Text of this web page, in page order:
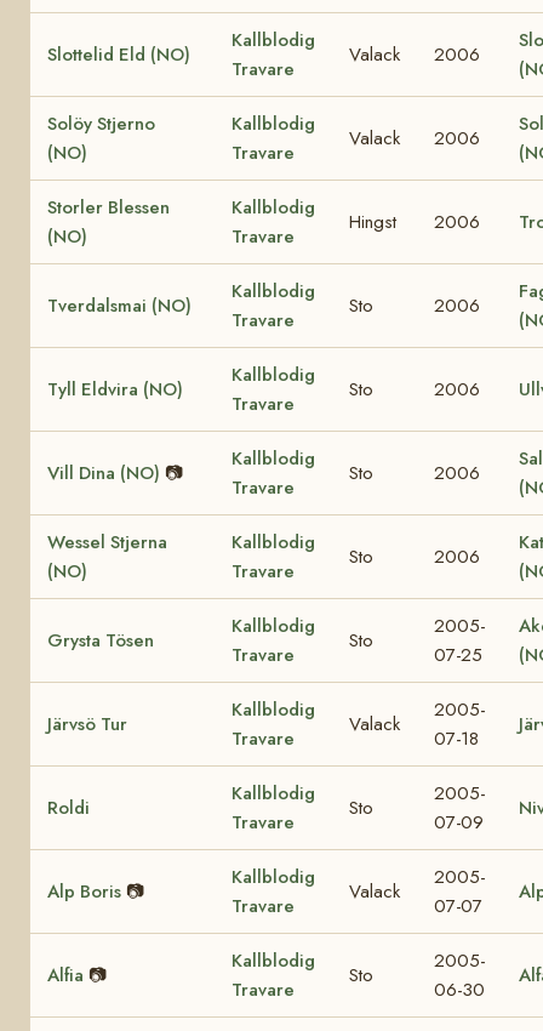
Slottelid Eld (NO)
Kallblodig
Travare
Valack 2006
Solöy Stjerno
(NO)
Kallblodig
Travare
Valack 2006
Storler Blessen
(NO)
Kallblodig
Travare
Hingst 2006
Tverdalsmai (NO)
Kallblodig
Travare
Sto 2006
Tyll Eldvira (NO)
Kallblodig
Travare
Sto 2006
Vill Dina (NO) 📷
Kallblodig
Travare
Sto 2006
Wessel Stjerna
(NO)
Kallblodig
Travare
Sto 2006
Grysta Tösen
Kallblodig
Travare
Sto
2005-
07-25
Järvsö Tur
Kallblodig
Travare
Valack
2005-
07-18
Roldi
Kallblodig
Travare
Sto
2005-
07-09
Alp Boris 📷
Kallblodig
Travare
Valack
2005-
07-07
Alfia 📷
Kallblodig
Travare
Sto
2005-
06-30